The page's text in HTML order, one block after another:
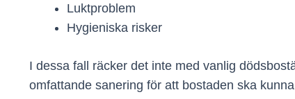
Luktproblem
Hygieniska risker
I dessa fall räcker det inte med vanlig
omfattande sanering för att bostaden ska